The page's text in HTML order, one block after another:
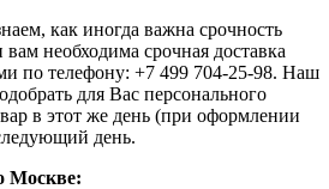
как иногда важна срочность
необходима срочная доставка
по телефону: +7 499 704-25-98. Наш
для Вас персонального
в этот же день (при оформлении
день.
Москве: